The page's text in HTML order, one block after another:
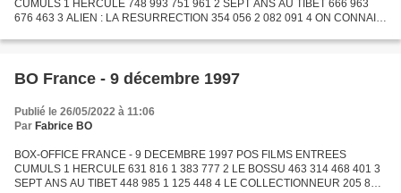
CUMULS 1 HERCULE 748 993 751 961 2 SEPT ANS AU TIBET 666 963
676 463 3 ALIEN : LA RESURRECTION 354 056 2 082 091 4 ON CONNAIT
789 6 LE...
BO France - 9 décembre 1997
Publié le 26/05/2022 à 11:06
Par Fabrice BO
BOX-OFFICE FRANCE - 9 DECEMBRE 1997 POS FILMS ENTREES
CUMULS 1 HERCULE 631 816 1 383 777 2 LE BOSSU 463 314 468 401 3
SEPT ANS AU TIBET 448 985 1 125 448 4 LE COLLECTIONNEUR 205 827